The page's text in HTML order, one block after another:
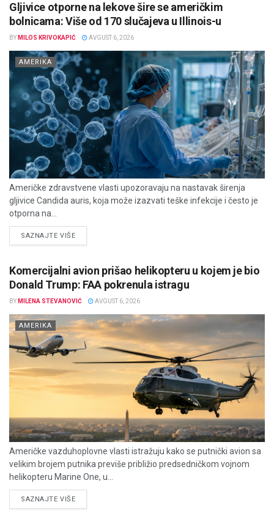
Gljivice otporne na lekove šire se američkim
bolnicama: Više od 170 slučajeva u Illinois-u
BY MILOS KRIVOKAPIĆ AVGUST 6, 2026
AMERIKA
Američke zdravstvene vlasti upozoravaju na nastavak širenja
gljivice Candida auris, koja može izazvati teške infekcije i često je
otporna na...
SAZNAJTE VIŠEDETAILS
Komercijalni avion prišao helikopteru u kojem je bio
Donald Trump: FAA pokrenula istragu
BY MILENA STEVANOVIĆ AVGUST 6, 2026
AMERIKA
Američke vazduhoplovne vlasti istražuju kako se putnički avion sa
velikim brojem putnika previše približio predsedničkom vojnom
helikopteru Marine One, u...
SAZNAJTE VIŠEDETAILS